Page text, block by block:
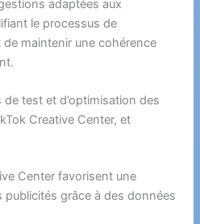
adaptées aux
le processus de
maintenir une cohérence
test et d’optimisation des
Creative Center, et
Center favorisent une
publicités grâce à des données